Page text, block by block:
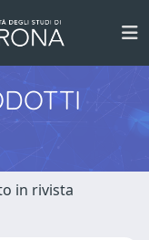
in rivista